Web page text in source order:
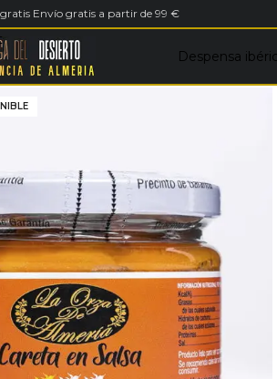
Envío gratis a partir de 99 €
Despensa